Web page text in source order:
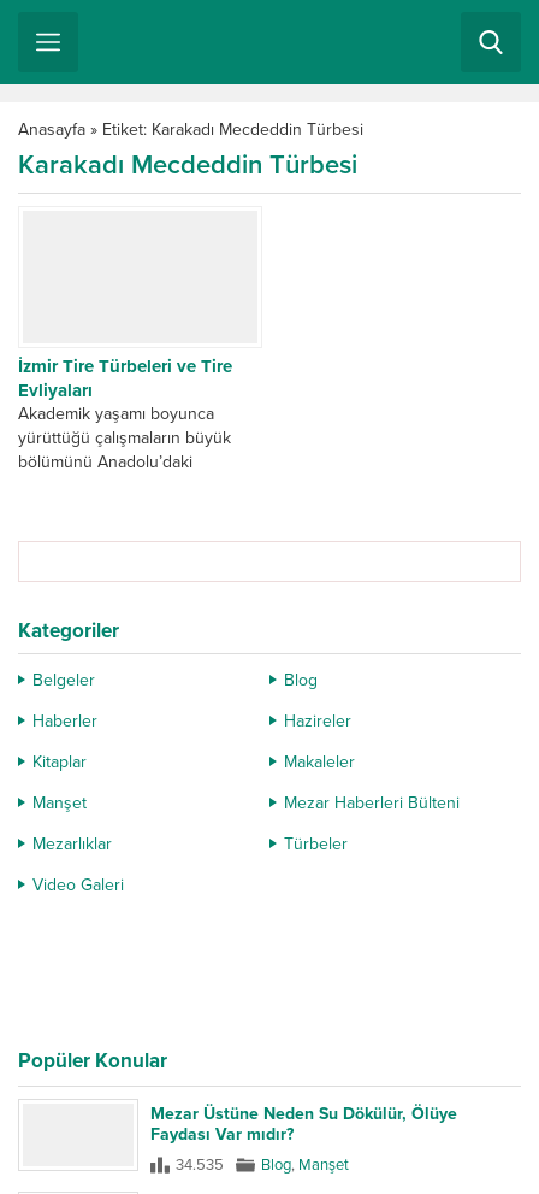
Anasayfa » Etiket: Karakadı Mecdeddin Türbesi
Karakadı Mecdeddin Türbesi
İzmir Tire Türbeleri ve Tire
Evliyaları
Akademik yaşamı boyunca
yürüttüğü çalışmaların büyük
bölümünü Anadolu’daki
Kategoriler
Belgeler
Blog
Haberler
Hazireler
Kitaplar
Makaleler
Manşet
Mezar Haberleri Bülteni
Mezarlıklar
Türbeler
Video Galeri
Popüler Konular
Mezar Üstüne Neden Su Dökülür, Ölüye
Faydası Var mıdır?
34.535 Blog, Manşet